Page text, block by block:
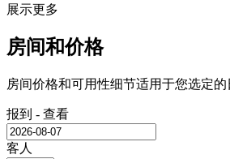
展示更多
房间和价格
房间价格和可用性细节适用于您选定的
报到 - 查看
客人